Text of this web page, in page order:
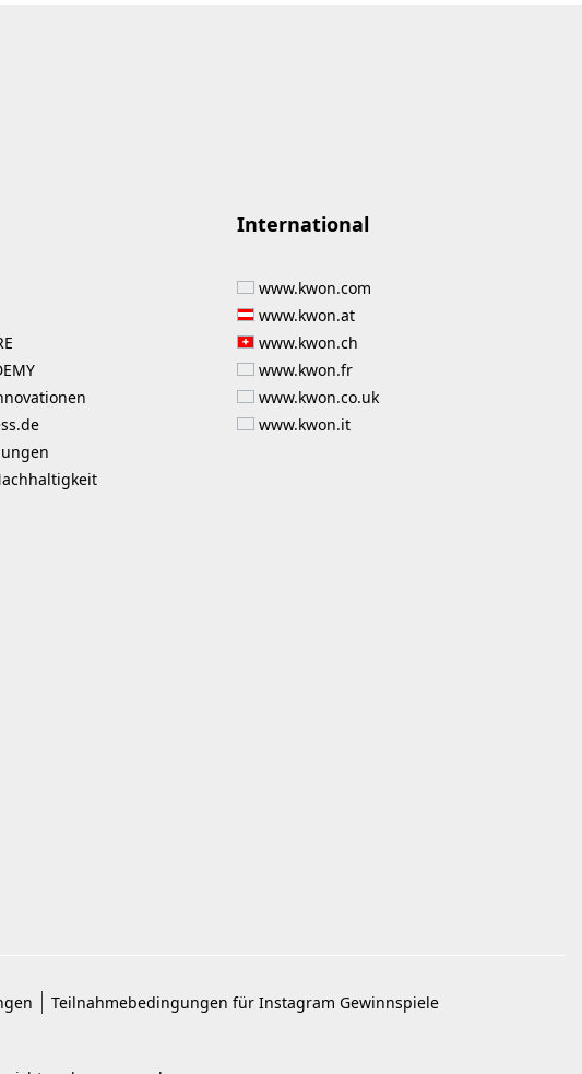
International
www.kwon.com
www.kwon.at
www.kwon.ch
www.kwon.fr
www.kwon.co.uk
www.kwon.it
Teilnahmebedingungen für Instagram Gewinnspiele